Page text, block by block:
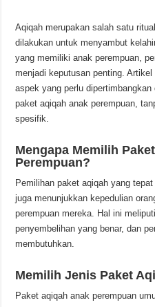
Aqiqah merupakan salah satu
dilakukan untuk menyambut
yang memiliki anak perempuan,
menjadi keputusan penting.
aspek yang perlu
paket aqiqah anak perempuan,
spesifik.
Mengapa Memilih
Perempuan?
Pemilihan paket aqiqah yang
juga menunjukkan kepedulian
perempuan mereka. Hal ini
penyembelihan yang benar, dan
membutuhkan.
Memilih Jenis Paket
Paket aqiqah anak perempuan